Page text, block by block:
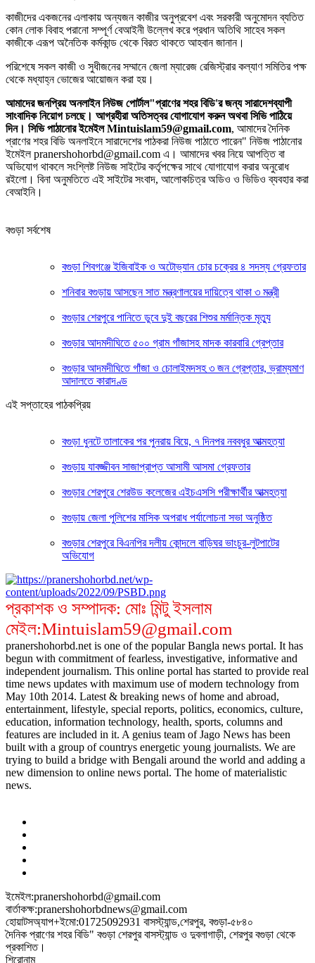
কাজীদের একজনের এলাকায় অন্যজন কাজীর অনুপ্রবেশ এবং সরকারী অনুমোদন ব্যতিত
কোন লোক বিবাহ পরানো সম্পূর্ণ বেআইনী উল্লেখ করে প্রধান অতিথি সাহেব সকল
কাজীকে এরূপ অনৈতিক কর্মকান্ড থেকে বিরত থাকতে আহবান জানান।
পরিশেষে সকল কাজী ও সুধীজনের সম্মানে জেলা ম্যারেজ রেজিস্ট্রার কল্যাণ সমিতির পক্ষ
থেকে মধ্যাহ্ন ভোজের আয়োজন করা হয়।
আমাদের জনপ্রিয় অনলাইন নিউজ পোর্টাল"প্রাণের শহর বিডি'র জন্য সারাদেশব্যাপী
সাংবাদিক নিয়োগ চলছে। আগ্রহীরা অতিসত্বর যোগাযোগ করুন অথবা সিভি পাঠিয়ে
দিন। সিভি পাঠানোর ইমেইল Mintuislam59@gmail.com, আমাদের দৈনিক
প্রাণের শহর বিডি অনলাইনে সারাদেশের পাঠকরা নিউজ পাঠাতে পারেন" নিউজ পাঠানোর
ইমেইল pranershohorbd@gmail.com এ। আমাদের খবর নিয়ে আপত্তি বা
অভিযোগ থাকলে সংশ্লিষ্ট নিউজ সাইটের কর্তৃপক্ষের সাথে যোগাযোগ করার অনুরোধ
রইলো। বিনা অনুমতিতে এই সাইটের সংবাদ, আলোকচিত্র অডিও ও ভিডিও ব্যবহার করা
বেআইনি।
বগুড়া সর্বশেষ
বগুড়া শিবগঞ্জে ইজিবাইক ও অটোভ্যান চোর চক্রের ৪ সদস্য গ্রেফতার
শনিবার বগুড়ায় আসছেন সাত মন্ত্রণালয়ের দায়িত্বে থাকা ৩ মন্ত্রী
বগুড়ার শেরপুরে পানিতে ডুবে দুই বছরের শিশুর মর্মান্তিক মৃত্যু
বগুড়ার আদমদীঘিতে ৫০০ গ্রাম গাঁজাসহ মাদক কারবারি গ্রেপ্তার
বগুড়ার আদমদীঘিতে গাঁজা ও চোলাইমদসহ ৩ জন গ্রেপ্তার, ভ্রাম্যমাণ
আদালতে কারাদণ্ড
এই সপ্তাহের পাঠকপ্রিয়
বগুড়া ধুনটে তালাকের পর পুনরায় বিয়ে, ৭ দিনপর নববধুর আত্মহত্যা
বগুড়ায় যাবজ্জীবন সাজাপ্রাপ্ত আসামী আসমা গ্রেফতার
বগুড়ার শেরপুরে শেরউড কলেজের এইচএসসি পরীক্ষার্থীর আত্মহত্যা
বগুড়ায় জেলা পুলিশের মাসিক অপরাধ পর্যালোচনা সভা অনুষ্ঠিত
বগুড়ার শেরপুরে বিএনপির দলীয় কোন্দলে বাড়িঘর ভাংচুর-লুটপাটের
অভিযোগ
প্রকাশক ও সম্পাদক: মোঃ মিন্টু ইসলাম
মেইল:Mintuislam59@gmail.com
pranershohorbd.net is one of the popular Bangla news portal. It has
begun with commitment of fearless, investigative, informative and
independent journalism. This online portal has started to provide real
time news updates with maximum use of modern technology from
May 10th 2014. Latest & breaking news of home and abroad,
entertainment, lifestyle, special reports, politics, economics, culture,
education, information technology, health, sports, columns and
features are included in it. A genius team of Jago News has been
built with a group of countrys energetic young journalists. We are
trying to build a bridge with Bengali around the world and adding a
new dimension to online news portal. The home of materialistic
news.
ইমেইল:pranershohorbd@gmail.com
বার্তাকক্ষ:pranershohorbdnews@gmail.com
হোয়াটসঅ্যাপ+ইমো:01725092931 বাসস্ট্যান্ড,শেরপুর, বগুড়া-৫৮৪০
দৈনিক প্রাণের শহর বিডি" বগুড়া শেরপুর বাসস্ট্যান্ড ও দুবলাগাড়ী, শেরপুর বগুড়া থেকে
প্রকাশিত।
শিরোনাম